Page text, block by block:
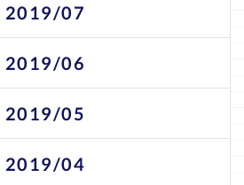
2019/07
2019/06
2019/05
2019/04